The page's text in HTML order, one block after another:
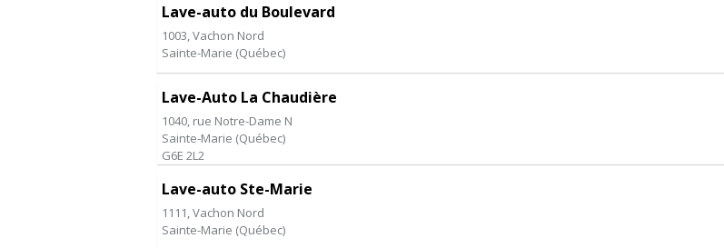
Lave-auto du Boulevard
1003, Vachon Nord
Sainte-Marie (Québec)
Lave-Auto La Chaudière
1040, rue Notre-Dame N
Sainte-Marie (Québec)
G6E 2L2
Lave-auto Ste-Marie
1111, Vachon Nord
Sainte-Marie (Québec)